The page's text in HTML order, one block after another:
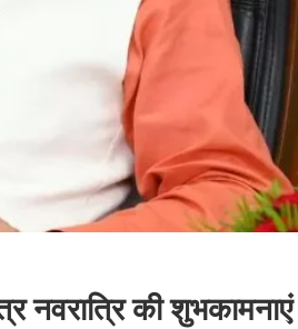
नवरात्रि की शुभकामनाएं